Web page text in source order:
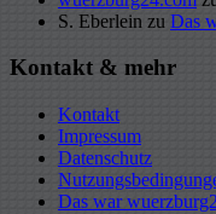
S. Eberlein zu Das
Kontakt & mehr
Kontakt
Impressum
Datenschutz
Das war